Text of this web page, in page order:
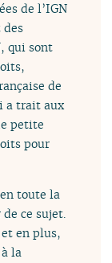
de l’IGN
des
qui sont
de
a trait aux
petite
pour
toute la
ce sujet.
en plus,
la